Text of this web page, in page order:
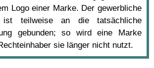
Logo einer Marke. Der gewerbliche
ist teilweise an die tatsächliche
gebunden; so wird eine Marke
sie länger nicht nutzt.